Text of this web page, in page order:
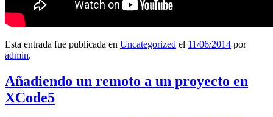
Esta entrada fue publicada en Uncategorized el 11/06/2014 por
admin.
Añadiendo un remoto a un proyecto en
XCode5